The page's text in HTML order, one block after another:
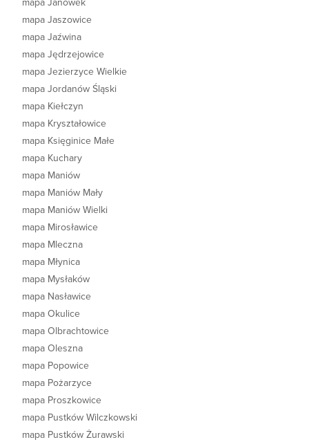
mapa Jaszowice
mapa Jaźwina
mapa Jędrzejowice
mapa Jezierzyce Wielkie
mapa Jordanów Śląski
mapa Kiełczyn
mapa Kryształowice
mapa Księginice Małe
mapa Kuchary
mapa Maniów
mapa Maniów Mały
mapa Maniów Wielki
mapa Mirosławice
mapa Mleczna
mapa Młynica
mapa Mysłaków
mapa Nasławice
mapa Okulice
mapa Olbrachtowice
mapa Oleszna
mapa Popowice
mapa Pożarzyce
mapa Proszkowice
mapa Pustków Wilczkowski
mapa Pustków Żurawski